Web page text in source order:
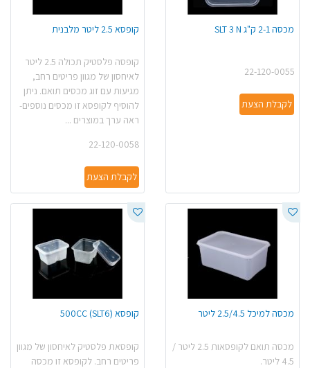
מכסה 2-1 ק"ג SLT 3 N
22-120-0055
לקבלת הצעת
קופסא 2.5 ליטר מלבנית
קופסה פלסטיק תכולה 2.5 ליטר
לאיחסון של מגוון פריטים רחב,
מגיעות עם זוג מכסים תואם. ניתן
להוסיף לקופסא זו מכסים נוספים-
ראה ערך במוצרים ...
22-120-0058
לקבלת הצעת
מכסה למיכל 2.5/4.5 ליטר
מכסה תואם לקופסאות 2.5 ליטר /
4.5 ליטר.
קופסא (500CC (SLT6ׁ
קופסאת פלסטיק לאיחסון של מגוון
פריטים רחב. לקופסא זו מכסה